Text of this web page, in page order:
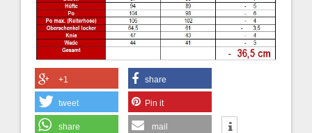
+1 share
tweet Pin it
share mail